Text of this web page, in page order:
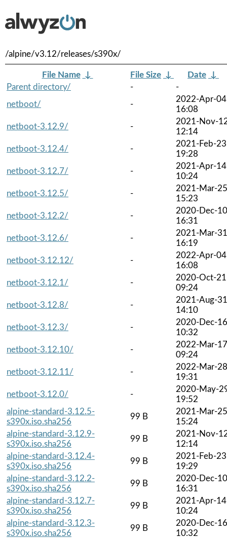
/alpine/v3.12/releases/s390x/
File Name ↓ File Size ↓ Date ↓
Parent directory/
-
-
netboot/
-
2022-Apr-04
16:08
netboot-3.12.9/
-
2021-Nov-
12:14
netboot-3.12.4/
-
2021-Feb-23
19:28
netboot-3.12.7/
-
2021-Apr-14
10:24
netboot-3.12.5/
-
2021-Mar-25
15:23
netboot-3.12.2/
-
2020-Dec-10
16:31
netboot-3.12.6/
-
2021-Mar-31
16:19
netboot-3.12.12/
-
2022-Apr-04
16:08
netboot-3.12.1/
-
2020-Oct-21
09:24
netboot-3.12.8/
-
2021-Aug-31
14:10
netboot-3.12.3/
-
2020-Dec-16
10:32
netboot-3.12.10/
-
2022-Mar-17
09:24
netboot-3.12.11/
-
2022-Mar-28
19:31
netboot-3.12.0/
-
2020-May-
19:52
alpine-standard-3.12.5-
s390x.iso.sha256
99 B
2021-Mar-25
15:24
alpine-standard-3.12.9-
s390x.iso.sha256
99 B
2021-Nov-
12:14
alpine-standard-3.12.4-
s390x.iso.sha256
99 B
2021-Feb-23
19:29
alpine-standard-3.12.2-
s390x.iso.sha256
99 B
2020-Dec-10
16:31
alpine-standard-3.12.7-
s390x.iso.sha256
99 B
2021-Apr-14
10:24
alpine-standard-3.12.3-
s390x.iso.sha256
99 B
2020-Dec-16
10:32